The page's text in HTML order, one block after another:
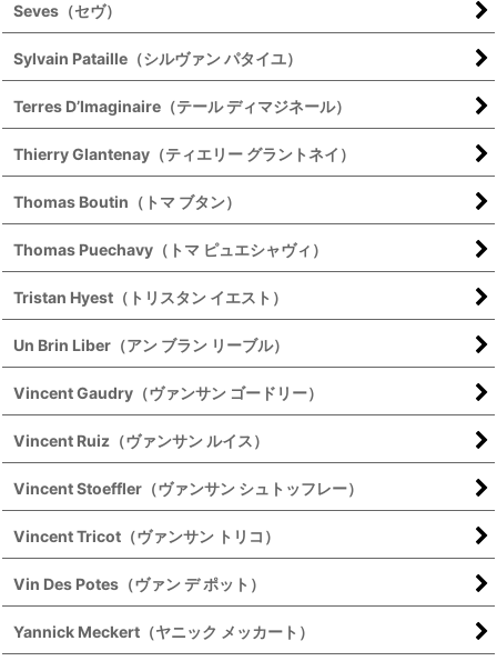
Seves（セヴ）
Sylvain Pataille（シルヴァン パタイユ）
Terres D’Imaginaire（テール ディマジネール）
Thierry Glantenay（ティエリー グラントネイ）
Thomas Boutin（トマ ブタン）
Thomas Puechavy（トマ ピュエシャヴィ）
Tristan Hyest（トリスタン イエスト）
Un Brin Liber（アン ブラン リーブル）
Vincent Gaudry（ヴァンサン ゴードリー）
Vincent Ruiz（ヴァンサン ルイス）
Vincent Stoeffler（ヴァンサン シュトッフレー）
Vincent Tricot（ヴァンサン トリコ）
Vin Des Potes（ヴァン デ ポット）
Yannick Meckert（ヤニック メッカート）